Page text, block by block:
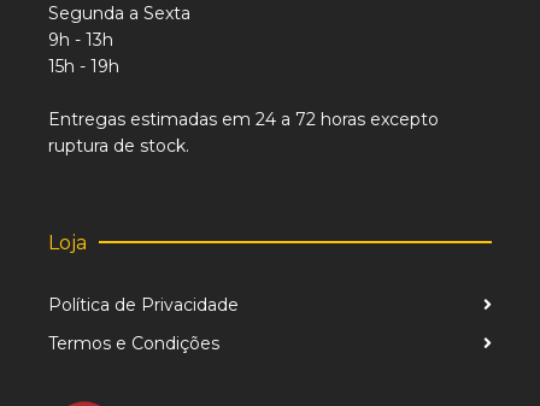
Segunda a Sexta
9h - 13h
15h - 19h
Entregas estimadas em 24 a 72 horas excepto
ruptura de stock.
Loja
Política de Privacidade
Termos e Condições